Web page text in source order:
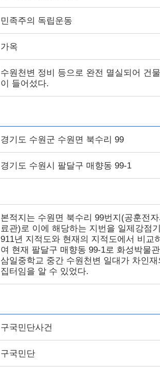
민족주의 독립운동
가옥
수원천변 정비 등으로 완전 멸실되어 건물
이 들어섰다.
경기도 수원군 수원면 북수리 99
경기도 수원시 팔달구 매향동 99-1
본적지는 수원면 북수리 99번지(공훈전
료관)로 이에 해당하는 지번을 일제강점
911년 지적도와 현재의 지적도에서 비교
여 현재 팔달구 매향동 99-1로 화성박물
삼일중학교 중간 수원천변 일대가 차인재
집터임을 알 수 있었다.
구국민단사건
구국민단